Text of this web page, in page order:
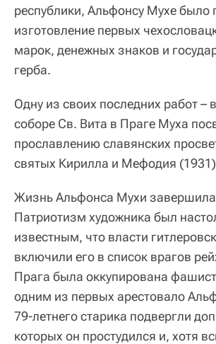
республики, Альфонсу Мухе было
изготовление первых
марок, денежных знаков и
герба.
Одну из своих последних работ –
соборе Св. Вита в Праге Муха
прославлению славянских
святых Кирилла и Мефодия
Жизнь Альфонса Мухи
Патриотизм художника был
известным, что власти
включили его в список врагов
Прага была оккупирована
одним из первых арестовало
79‑летнего старика подвергли
которых он простудился и, хотя